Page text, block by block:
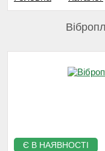
Є В НАЯВНОСТІ